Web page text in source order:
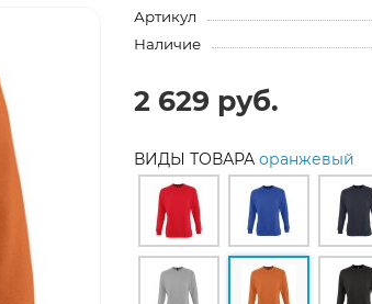
Артикул
Наличие
2 629 руб.
ВИДЫ ТОВАРАоранжевый